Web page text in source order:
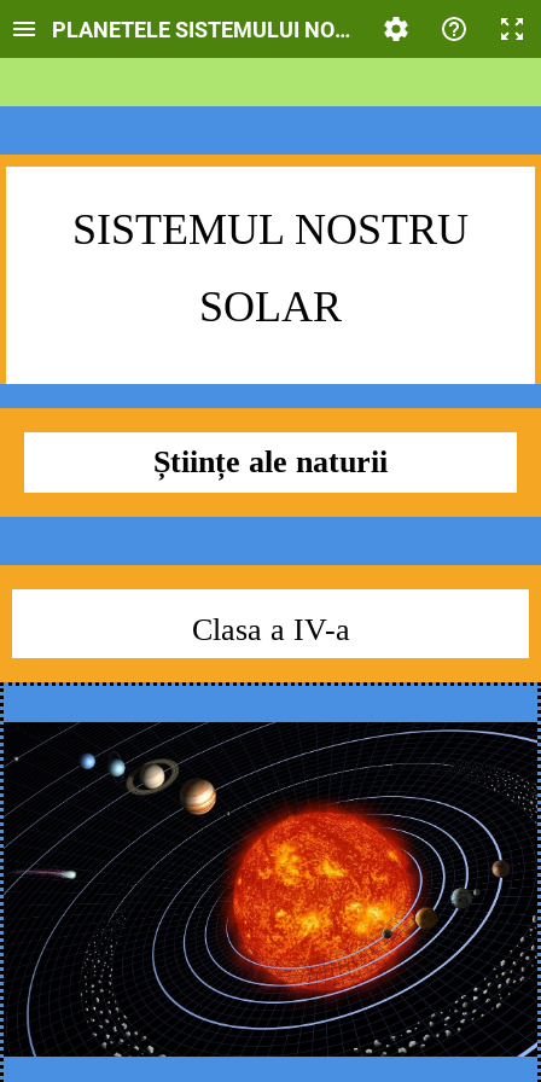
PLANETELE SISTEMULUI NOSTRU SOLAR
SISTEMUL NOSTRU
SOLAR
Științe ale naturii
Clasa a IV-a